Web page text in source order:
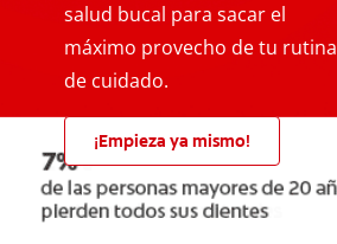
salud bucal para sacar el
máximo provecho de tu rutina
de cuidado.
¡Empieza ya mismo!